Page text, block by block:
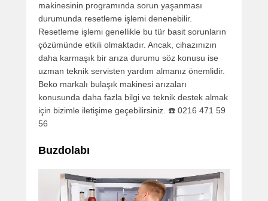
makinesinin programında sorun yaşanması
durumunda resetleme işlemi denenebilir.
Resetleme işlemi genellikle bu tür basit sorunların
çözümünde etkili olmaktadır. Ancak, cihazınızın
daha karmaşık bir arıza durumu söz konusu ise
uzman teknik servisten yardım almanız önemlidir.
Beko markalı bulaşık makinesi arızaları
konusunda daha fazla bilgi ve teknik destek almak
için bizimle iletişime geçebilirsiniz. ☎️ 0216 471 59
56
Buzdolabı